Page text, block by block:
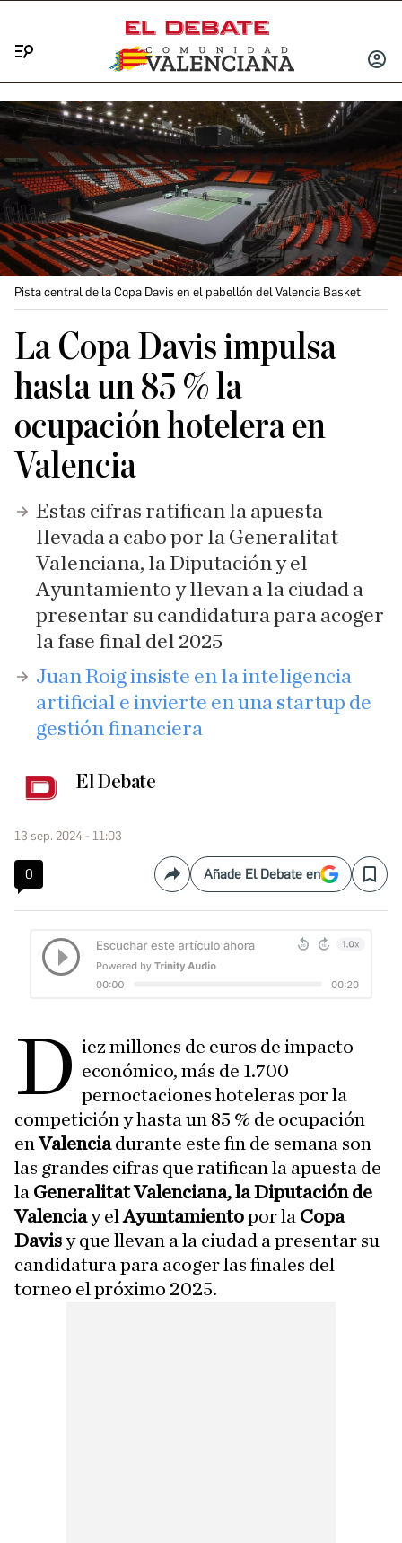
INICIAR
Pista central de la Copa Davis en el pabellón del Valencia Basket
La Copa Davis impulsa
hasta un 85 % la
ocupación hotelera en
Valencia
Estas cifras ratifican la apuesta
llevada a cabo por la Generalitat
Valenciana, la Diputación y el
Ayuntamiento y llevan a la ciudad a
presentar su candidatura para acoger
la fase final del 2025
Juan Roig insiste en la inteligencia
artificial e invierte en una startup de
gestión financiera
El Debate
13 sep. 2024 - 11:03
0 CompartirAñade El Debate en Save
D iez millones de euros de impacto
económico, más de 1.700
pernoctaciones hoteleras por la
competición y hasta un 85 % de ocupación
enValenciadurante este fin de semana son
las grandes cifras que ratifican la apuesta de
la Generalitat Valenciana, la Diputación de
Valenciay elAyuntamientopor la Copa
Davisy que llevan a la ciudad a presentar su
candidatura para acoger las finales del
torneo el próximo 2025.